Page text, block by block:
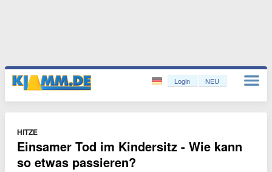
Login NEU
HITZE
Einsamer Tod im Kindersitz - Wie kann
so etwas passieren?